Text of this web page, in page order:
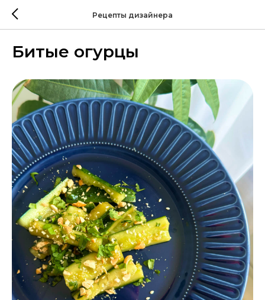
Рецепты дизайнера
Битые огурцы